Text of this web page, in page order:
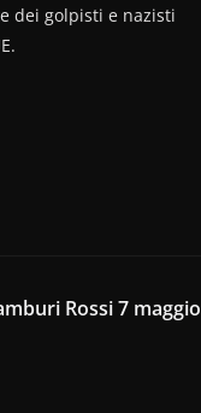
dei golpisti e nazisti
Rossi 7 maggio